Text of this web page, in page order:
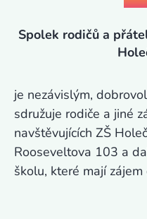
Spolek rodičů a
je nezávislým,
sdružuje rodiče a jiné
navštěvujících ZŠ
Rooseveltova 103 a
školu, které mají